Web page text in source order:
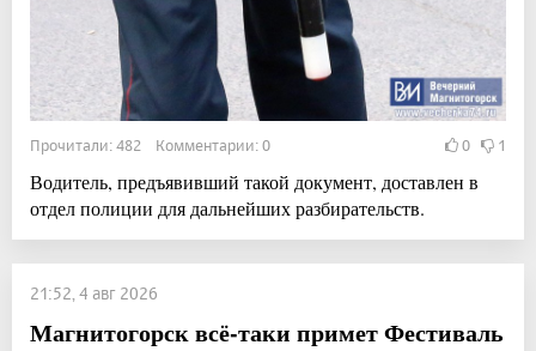
Прочитали: 482 Комментарии: 0 0 1
Водитель, предъявивший такой документ, доставлен в
отдел полиции для дальнейших разбирательств.
21:52, 4 авг 2026
Магнитогорск всё-таки примет Фестиваль